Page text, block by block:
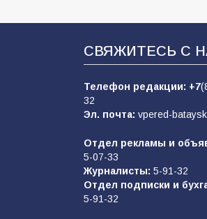
СВЯЖИТЕСЬ С
Телефон редакции: +7
32
Эл. почта: vpered-
Отдел рекламы и
5-07-33
Журналисты: 5-91-32
Отдел подписки и
5-91-32